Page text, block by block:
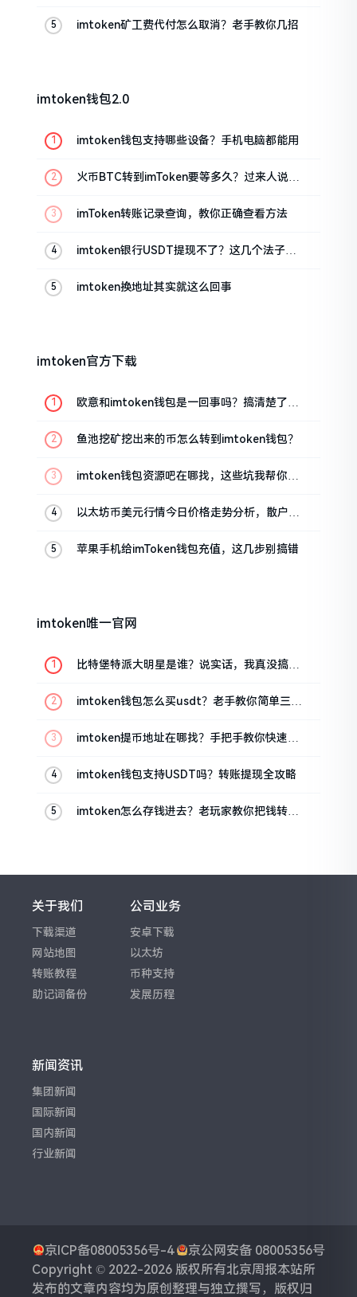
imtoken矿工费代付怎么取消？老手教你几招
imtoken钱包2.0
imtoken钱包支持哪些设备？手机电脑都能用
火币BTC转到imToken要等多久？过来人说说
imToken转账记录查询，教你正确查看方法
imtoken银行USDT提现不了？这几个法子能
imtoken换地址其实就这么回事
imtoken官方下载
欧意和imtoken钱包是一回事吗？搞清楚了再
鱼池挖矿挖出来的币怎么转到imtoken钱包？
imtoken钱包资源吧在哪找，这些坑我帮你趟
以太坊币美元行情今日价格走势分析，散户如
苹果手机给imToken钱包充值，这几步别搞错
imtoken唯一官网
比特堡特派大明星是谁？说实话，我真没搞明
imtoken钱包怎么买usdt？老手教你简单三步
imtoken提币地址在哪找？手把手教你快速查
imtoken钱包支持USDT吗？转账提现全攻略
imtoken怎么存钱进去？老玩家教你把钱转进
关于我们
下载渠道
网站地图
转账教程
助记词备份
公司业务
安卓下载
以太坊
币种支持
发展历程
新闻资讯
集团新闻
国际新闻
国内新闻
行业新闻
京ICP备08005356号-4
京公网安备 08005356号
Copyright © 2022-2026 版权所有北京周报本站所
发布的文章内容均为原创整理与独立撰写，版权归